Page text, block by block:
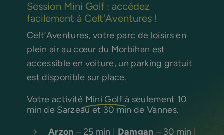
Session Mini Golf : accédez
facilement à Celt'Aventures !
Celt’Aventures, votre parc de loisirs en
plein air au cœur du Morbihan est
accessible en voiture, un parking gratuit
est disponible sur place.
Votre activité Mini Golf à seulement 10
min de Sarzeau et 30 min de Vannes.
Arzon – 25 min | Damgan – 30 min |